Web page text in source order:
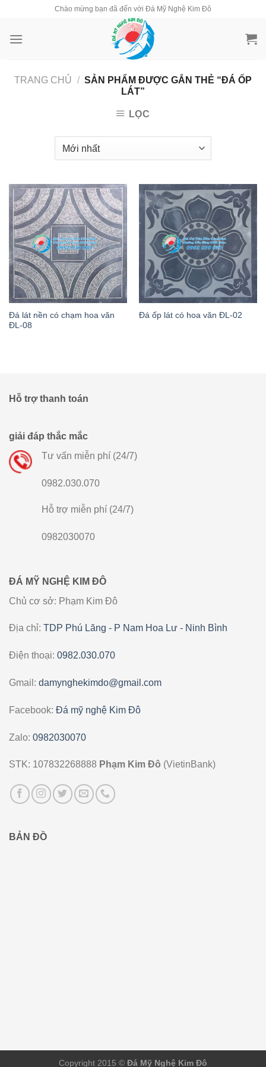
content
Chào mừng bạn đã đến với Đá Mỹ Nghệ Kim Đô
TRANG CHỦ / SẢN PHẨM ĐƯỢC GẮN THẺ “ĐÁ ỐP
LÁT”
LỌC
Đá lát nền có chạm hoa văn
ĐL-08
Đá ốp lát có hoa văn ĐL-02
Hỗ trợ thanh toán
giải đáp thắc mắc
Tư vấn miễn phí (24/7)
0982.030.070
Hỗ trợ miễn phí (24/7)
0982030070
ĐÁ MỸ NGHỆ KIM ĐÔ
Chủ cơ sở: Phạm Kim Đô
Địa chỉ: TDP Phú Lăng - P Nam Hoa Lư - Ninh Bình
Điện thoại: 0982.030.070
Gmail: damynghekimdo@gmail.com
Facebook: Đá mỹ nghệ Kim Đô
Zalo: 0982030070
STK: 107832268888 Phạm Kim Đô (VietinBank)
BẢN ĐỒ
Copyright 2015 © Đá Mỹ Nghệ Kim Đô